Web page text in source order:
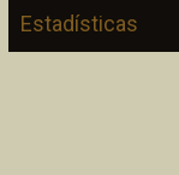
Estadísticas